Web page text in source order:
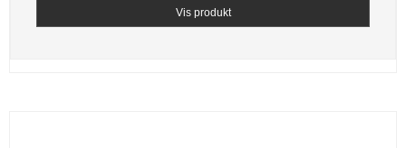
Vis produkt